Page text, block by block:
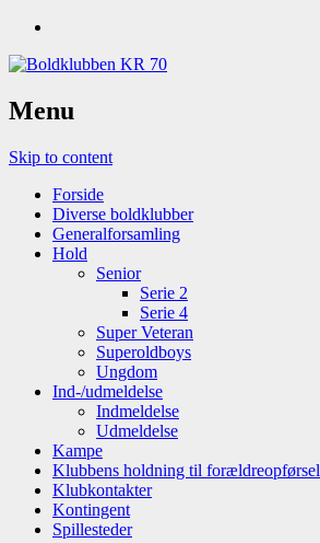
Menu
Skip to content
Forside
Diverse boldklubber
Generalforsamling
Hold
Senior
Serie 2
Serie 4
Super Veteran
Superoldboys
Ungdom
Ind-/udmeldelse
Indmeldelse
Udmeldelse
Kampe
Klubbens holdning til forældreopførsel
Klubkontakter
Kontingent
Spillesteder